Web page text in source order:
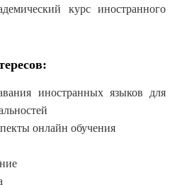
курс иностранного
иностранных языков для
онлайн обучения